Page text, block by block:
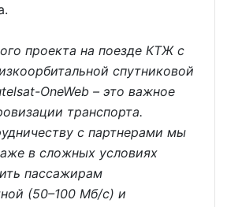
проекта на поезде КТЖ с
спутниковой
OneWeb – это важное
транспорта.
с партнерами мы
в сложных условиях
пассажирам
(50–100 Мб/с) и